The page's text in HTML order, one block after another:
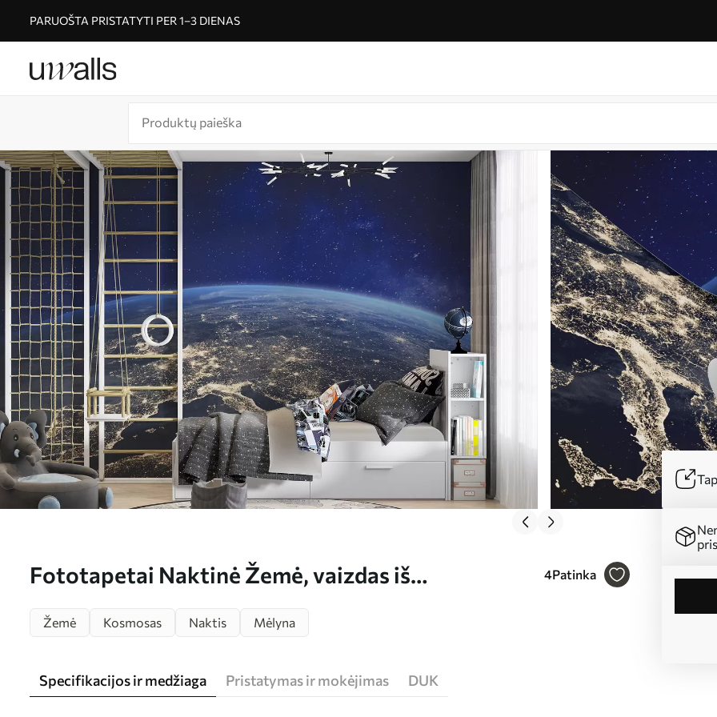
PARUOŠTA PRISTATYTI PER 1–3 DIENAS
Fototapetai Naktinė Žemė, vaizdas iš
4Patinka
Žemė Kosmosas Naktis Mėlyna
Specifikacijos ir medžiaga Pristatymas ir mokėjimas DUK